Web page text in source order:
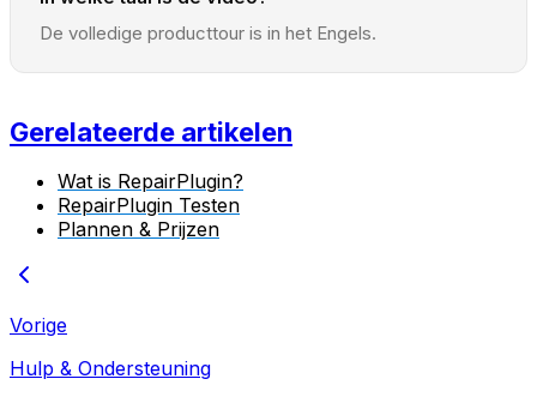
De volledige producttour is in het Engels.
Gerelateerde artikelen
Wat is RepairPlugin?
RepairPlugin Testen
Plannen & Prijzen
Vorige
Hulp & Ondersteuning